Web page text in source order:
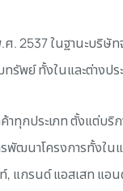
2537 ในฐานะบริษั
ทรัพย์ ทั้งในและต่าง
ทุกประเภท ตั้งแต่บ
ฒนาโครงการทั้งใน
แกรนด์ แอสเสท แอ